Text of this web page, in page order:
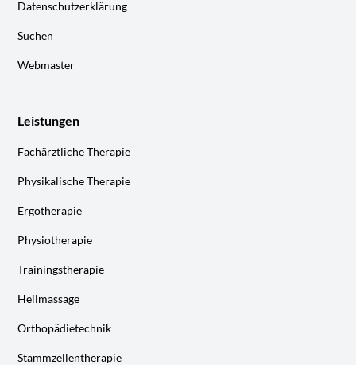
Datenschutzerklärung
Suchen
Webmaster
Leistungen
Fachärztliche Therapie
Physikalische Therapie
Ergotherapie
Physiotherapie
Trainingstherapie
Heilmassage
Orthopädietechnik
Stammzellentherapie